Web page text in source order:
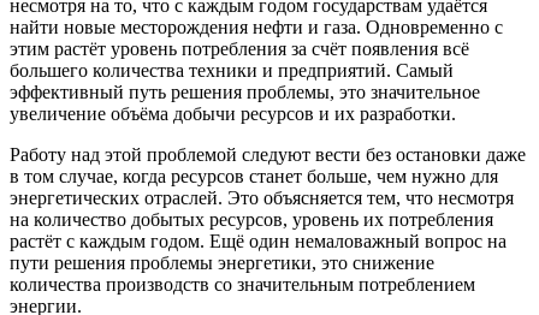
несмотря на то, что с каждым годом государствам удаётся
найти новые месторождения нефти и газа. Одновременно с
этим растёт уровень потребления за счёт появления всё
большего количества техники и предприятий. Самый
эффективный путь решения проблемы, это значительное
увеличение объёма добычи ресурсов и их разработки.
Работу над этой проблемой следуют вести без остановки даже
в том случае, когда ресурсов станет больше, чем нужно для
энергетических отраслей. Это объясняется тем, что несмотря
на количество добытых ресурсов, уровень их потребления
растёт с каждым годом. Ещё один немаловажный вопрос на
пути решения проблемы энергетики, это снижение
количества производств со значительным потреблением
энергии.